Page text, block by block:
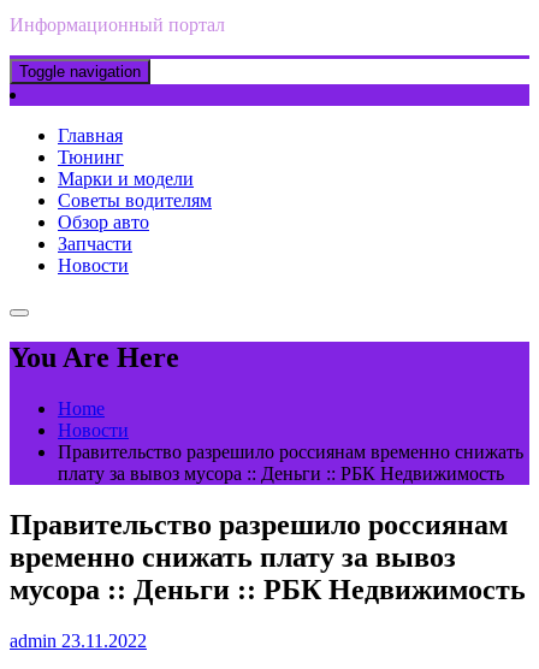
Информационный портал
Toggle navigation
Главная
Тюнинг
Марки и модели
Советы водителям
Обзор авто
Запчасти
Новости
You Are Here
Home
Новости
Правительство разрешило россиянам временно снижать
плату за вывоз мусора :: Деньги :: РБК Недвижимость
Правительство разрешило россиянам
временно снижать плату за вывоз
мусора :: Деньги :: РБК Недвижимость
admin 23.11.2022